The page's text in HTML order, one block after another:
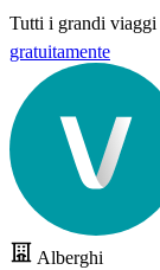
Tutti i grandi viaggi
gratuitamente
Alberghi